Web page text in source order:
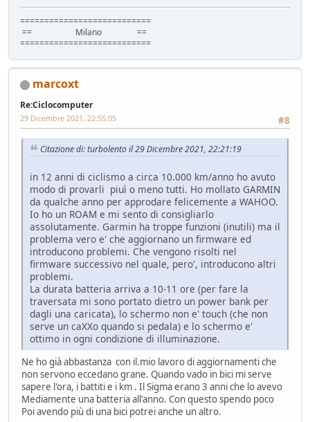
===========================
== Milano ==
===========================
marcoxt
Re:Ciclocomputer
#8
29 Dicembre 2021, 22:55:05
Citazione di: turbolento il 29 Dicembre 2021, 22:21:19
in 12 anni di ciclismo a circa 10.000 km/anno ho avuto
modo di provarli piuì o meno tutti. Ho mollato GARMIN
da qualche anno per approdare felicemente a WAHOO.
Io ho un ROAM e mi sento di consigliarlo
assolutamente. Garmin ha troppe funzioni (inutili) ma il
problema vero e' che aggiornano un firmware ed
introducono problemi. Che vengono risolti nel
firmware successivo nel quale, pero', introducono altri
problemi.
La durata batteria arriva a 10-11 ore (per fare la
traversata mi sono portato dietro un power bank per
dagli una caricata), lo schermo non e' touch (che non
serve un caXXo quando si pedala) e lo schermo e'
ottimo in ogni condizione di illuminazione.
Ne ho già abbastanza con il.mio lavoro di aggiornamenti che
non servono eccedano grane. Quando vado in bici mi serve
sapere l'ora, i battiti e i km . Il Sigma erano 3 anni che lo avevo
Mediamente una batteria all'anno. Con questo spendo poco
Poi avendo più di una bici potrei anche un altro.